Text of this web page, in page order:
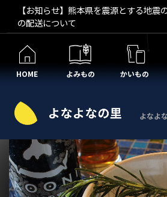
【お知らせ】熊本県を震源とする地震
の配送について
HOME よみもの かいもの
よなよ